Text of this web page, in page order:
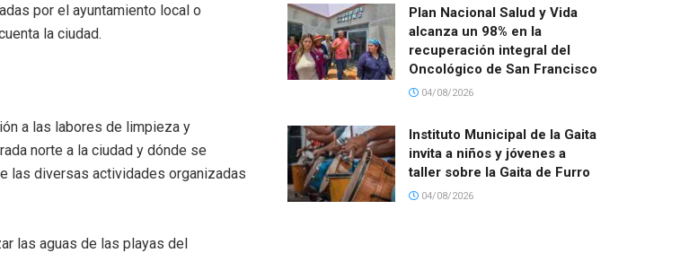
por el ayuntamiento local o
la ciudad.
a las labores de limpieza y
norte a la ciudad y dónde se
las diversas actividades organizadas
las aguas de las playas del
Plan Nacional Salud y Vida
alcanza un 98% en la
recuperación integral del
Oncológico de San Francisco
04/08/2026
Instituto Municipal de la Gaita
invita a niños y jóvenes a
taller sobre la Gaita de Furro
04/08/2026